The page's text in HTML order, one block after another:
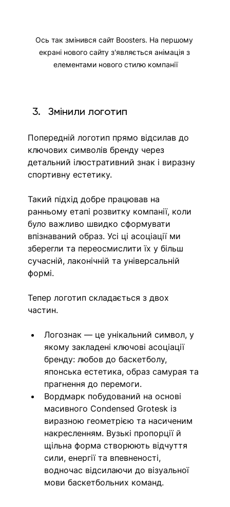
Ось так змінився сайт Boosters. На першому
екрані нового сайту з'являється анімація з
елементами нового стилю компанії
Змінили логотип
Попередній логотип прямо відсилав до
ключових символів бренду через
детальний ілюстративний знак і виразну
спортивну естетику.
Такий підхід добре працював на
ранньому етапі розвитку компанії, коли
було важливо швидко сформувати
впізнаваний образ. Усі ці асоціації ми
зберегли та переосмислити їх у більш
сучасній, лаконічній та універсальній
формі.
Тепер логотип складається з двох
частин.
Логознак — це унікальний символ, у
якому закладені ключові асоціації
бренду: любов до баскетболу,
японська естетика, образ самурая та
прагнення до перемоги.
Вордмарк побудований на основі
масивного Condensed Grotesk із
виразною геометрією та насиченим
накресленням. Вузькі пропорції й
щільна форма створюють відчуття
сили, енергії та впевненості,
водночас відсилаючи до візуальної
мови баскетбольних команд.